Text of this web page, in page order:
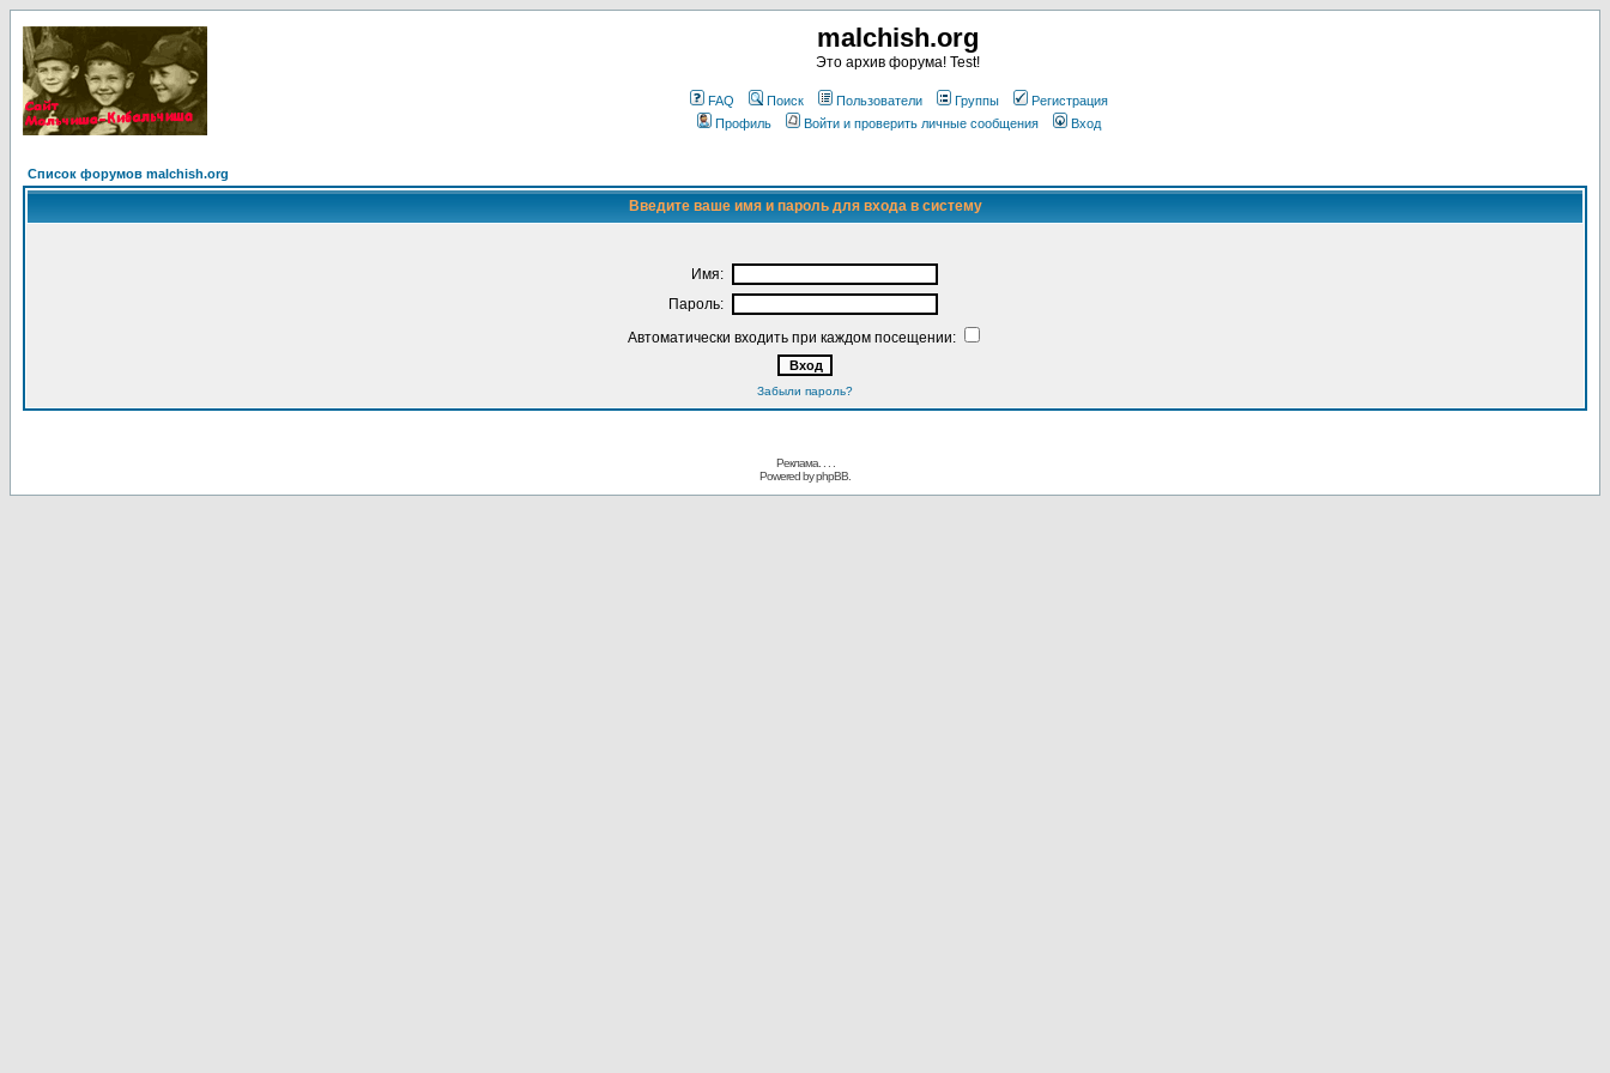
malchish.org
Это архив форума! Test!
FAQ Поиск Пользователи Группы
Регистрация
Профиль
Войти и проверить личные сообщения Вход
Список форумов malchish.org
Введите ваше имя и пароль для входа в систему
Имя:
Пароль:
Автоматически входить при каждом посещении:
Забыли пароль?
Реклама. . .
Powered byphpBB.